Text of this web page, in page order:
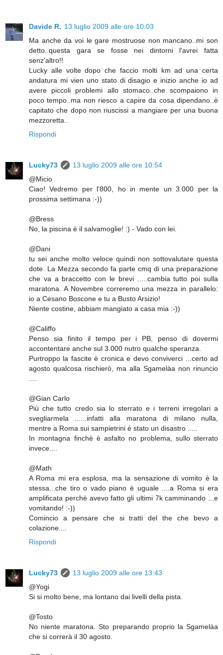
Davide R. 13 luglio 2009 alle ore 10:03
Ma anche da voi le gare mostruose non mancano..mi son
detto..questa gara se fosse nei dintorni l'avrei fatta
senz'altro!!
Lucky alle volte dopo che faccio molti km ad una certa
andatura mi vien uno stato di disagio e inizio anche io ad
avere piccoli problemi allo stomaco..che scompaiono in
poco tempo..ma non riesco a capire da cosa dipendano..è
capitato che dopo non riuscissi a mangiare per una buona
mezzoretta..
Rispondi
Lucky73
13 luglio 2009 alle ore 10:54
@Micio
Ciao! Vedremo per l'800, ho in mente un 3.000 per la
prossima settimana :-))
@Bress
No, la piscina è il salvamoglie! :) - Vado con lei.
@Dani
tu sei anche molto veloce quindi non sottovalutare questa
dote. La Mezza secondo fa parte cmq di una preparazione
che va a braccetto con le brevi .....cambia tutto poi sulla
maratona. A Novembre correremo una mezza in parallelo:
io a Cesano Boscone e tu a Busto Arsizio!
Niente costine, abbiam mangiato a casa mia :-))
@Califfo
Penso sia finito il tempo per i PB, penso di dovermi
accontentare anche sul 3.000 nutro qualche speranza.
Purtroppo la fascite è cronica e devo conviverci ...certo ad
agosto qualcosa rischierò, ma alla Sgamelàa non rinuncio
@Gian Carlo
Più che tutto credo sia lo sterrato e i terreni irregolari a
svegliarmela ......infatti alla maratona di milano nulla,
mentre a Roma sui sampietrini è stato un disastro .....
In montagna finchè è asfalto no problema, sullo sterrato
invece....
@Math
A Roma mi era esplosa, ma la sensazione di vomito è la
stessa...che tiro o vado piano è uguale ....a Roma si era
amplificata perchè avevo fatto gli ultimi 7k camminando ...e
vomitando! :-))
Comincio a pensare che si tratti del the che bevo a
colazione....
Rispondi
Lucky73
13 luglio 2009 alle ore 13:43
@Yogi
Si si molto bene, ma lontano dai livelli della pista.
@Tosto
No niente maratona. Sto preparando proprio la Sgamelàa
che si correrà il 30 agosto.